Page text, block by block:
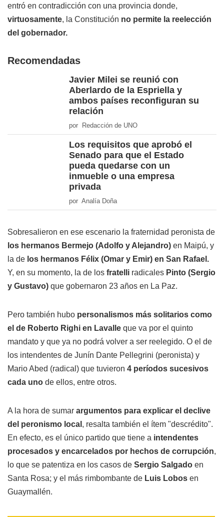
entró en contradicción con una provincia donde,
virtuosamente, la Constitución no permite la reelección
del gobernador.
Recomendadas
Javier Milei se reunió con
Aberlardo de la Espriella y
ambos países reconfiguran su
relación
por Redacción de UNO
Los requisitos que aprobó el
Senado para que el Estado
pueda quedarse con un
inmueble o una empresa
privada
por Analía Doña
Sobresalieron en ese escenario la fraternidad peronista de
los hermanos Bermejo (Adolfo y Alejandro) en Maipú, y
la de los hermanos Félix (Omar y Emir) en San Rafael.
Y, en su momento, la de los fratelli radicales Pinto (Sergio
y Gustavo) que gobernaron 23 años en La Paz.
Pero también hubo personalismos más solitarios como
el de Roberto Righi en Lavalle que va por el quinto
mandato y que ya no podrá volver a ser reelegido. O el de
los intendentes de Junín Dante Pellegrini (peronista) y
Mario Abed (radical) que tuvieron 4 períodos sucesivos
cada uno de ellos, entre otros.
A la hora de sumar argumentos para explicar el declive
del peronismo local , resalta también el ítem "descrédito".
En efecto, es el único partido que tiene a intendentes
procesados y encarcelados por hechos de corrupción,
lo que se patentiza en los casos de Sergio Salgado en
Santa Rosa; y el más rimbombante de Luis Lobos en
Guaymallén.